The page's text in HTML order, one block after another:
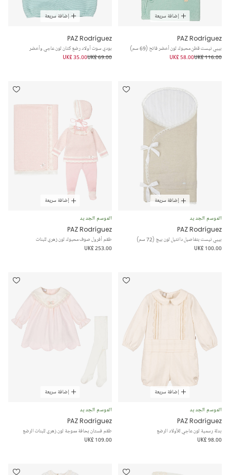
إضافة سريعة
PAZ Rodríguez
بيبي نيست قطن محبوك لون أخضر فاتح (69 سم)
UK£ 116.00
UK£ 58.00
إضافة سريعة
PAZ Rodríguez
بودي سوت أولاد رضع كتان لون عاجي وأخضر
UK£ 69.00
UK£ 35.00
إضافة سريعة
الموسم الجديد
PAZ Rodríguez
بيبي نيست بتفاصيل دانتيل لون بيج (72 سم)
UK£ 100.00
إضافة سريعة
الموسم الجديد
PAZ Rodríguez
طقم أفرول صوف محبوك لون زهري للبنات
UK£ 253.00
إضافة سريعة
الموسم الجديد
PAZ Rodríguez
بدلة رسمية لون عاجي للأولاد الرضع
UK£ 98.00
إضافة سريعة
الموسم الجديد
PAZ Rodríguez
طقم فستان بحافة مموجة لون زهري للبنات الرضع
UK£ 109.00